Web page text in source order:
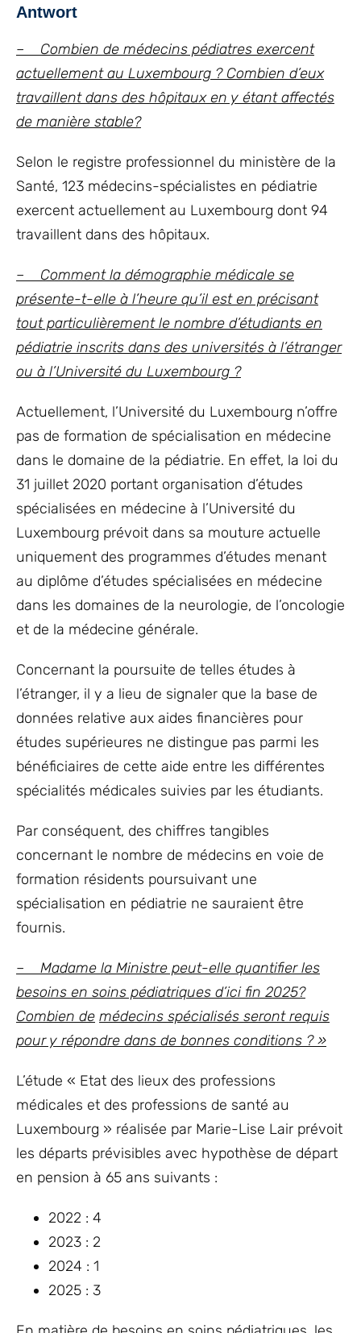
Antwort
– Combien de médecins pédiatres exercent
actuellement au Luxembourg ? Combien d’eux
travaillent dans des hôpitaux en y étant affectés
de manière stable?
Selon le registre professionnel du ministère de la
Santé, 123 médecins-spécialistes en pédiatrie
exercent actuellement au Luxembourg dont 94
travaillent dans des hôpitaux.
– Comment la démographie médicale se
présente-t-elle à l’heure qu’il est en précisant
tout particulièrement le nombre d’étudiants en
pédiatrie inscrits dans des universités à l’étranger
ou à l’Université du Luxembourg ?
Actuellement, l’Université du Luxembourg n’offre
pas de formation de spécialisation en médecine
dans le domaine de la pédiatrie. En effet, la loi du
31 juillet 2020 portant organisation d’études
spécialisées en médecine à l’Université du
Luxembourg prévoit dans sa mouture actuelle
uniquement des programmes d’études menant
au diplôme d’études spécialisées en médecine
dans les domaines de la neurologie, de l’oncologie
et de la médecine générale.
Concernant la poursuite de telles études à
l’étranger, il y a lieu de signaler que la base de
données relative aux aides financières pour
études supérieures ne distingue pas parmi les
bénéficiaires de cette aide entre les différentes
spécialités médicales suivies par les étudiants.
Par conséquent, des chiffres tangibles
concernant le nombre de médecins en voie de
formation résidents poursuivant une
spécialisation en pédiatrie ne sauraient être
fournis.
– Madame la Ministre peut-elle quantifier les
besoins en soins pédiatriques d’ici fin 2025?
Combien de médecins spécialisés seront requis
pour y répondre dans de bonnes conditions ? »
L’étude « Etat des lieux des professions
médicales et des professions de santé au
Luxembourg » réalisée par Marie-Lise Lair prévoit
les départs prévisibles avec hypothèse de départ
en pension à 65 ans suivants :
2022 : 4
2023 : 2
2024 : 1
2025 : 3